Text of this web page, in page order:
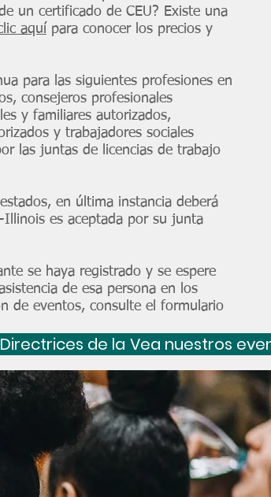
un certificado de CEU? Existe una
aquí para conocer los precios y
para las siguientes profesiones en
consejeros profesionales
y familiares autorizados,
y trabajadores sociales
las juntas de licencias de trabajo
en última instancia deberá
es aceptada por su junta
se haya registrado y se espere
de esa persona en los
de eventos, consulte el formulario
la prueba
Directrices de la CEUVea nuestros